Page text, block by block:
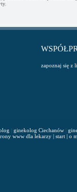
zapoznaj się z
| ginekolog Ciechanów|
www dla lekarzy| start| o